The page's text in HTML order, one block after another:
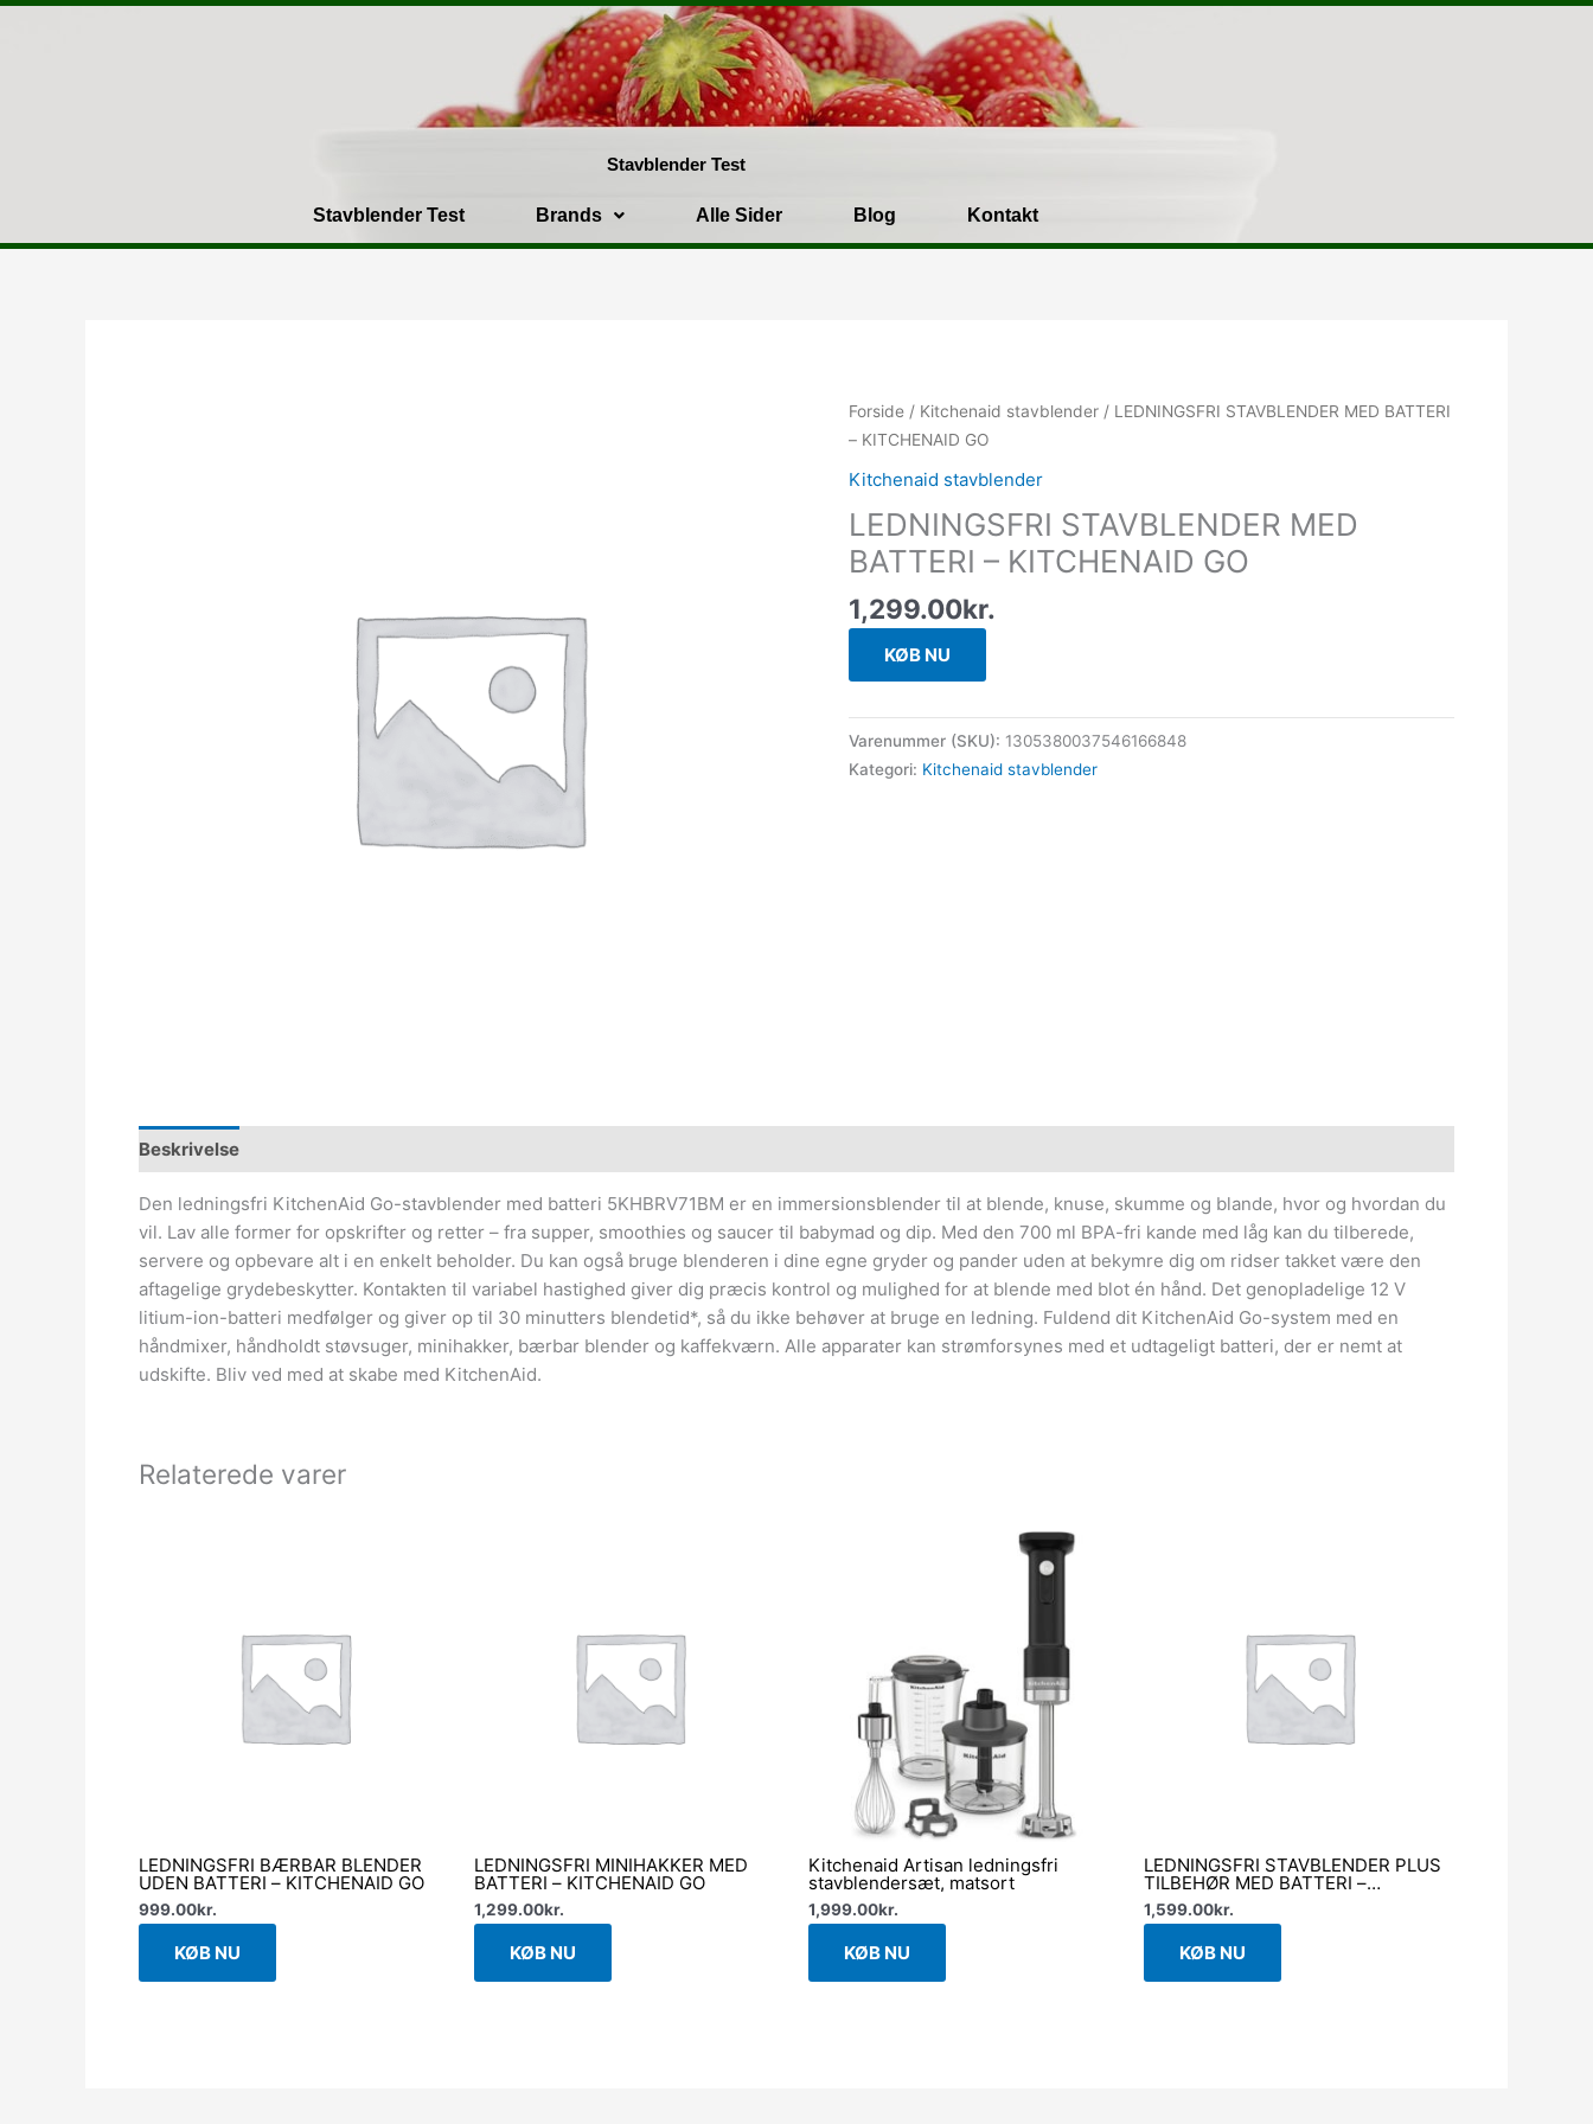
Gå
Stavblender Test
Stavblender Test Brands Alle Sider Blog Kontakt
Forside / Kitchenaid stavblender / LEDNINGSFRI STAVBLENDER MED BATTERI
– KITCHENAID GO
Kitchenaid stavblender
LEDNINGSFRI STAVBLENDER MED
BATTERI – KITCHENAID GO
1,299.00kr.
KØB NU
Varenummer (SKU): 1305380037546166848
Kategori: Kitchenaid stavblender
Beskrivelse
Den ledningsfri KitchenAid Go-stavblender med batteri 5KHBRV71BM er en immersionsblender til at blende, knuse, skumme og blande, hvor og hvordan du
vil. Lav alle former for opskrifter og retter – fra supper, smoothies og saucer til babymad og dip. Med den 700 ml BPA-fri kande med låg kan du tilberede,
servere og opbevare alt i en enkelt beholder. Du kan også bruge blenderen i dine egne gryder og pander uden at bekymre dig om ridser takket være den
aftagelige grydebeskytter. Kontakten til variabel hastighed giver dig præcis kontrol og mulighed for at blende med blot én hånd. Det genopladelige 12 V
litium-ion-batteri medfølger og giver op til 30 minutters blendetid*, så du ikke behøver at bruge en ledning. Fuldend dit KitchenAid Go-system med en
håndmixer, håndholdt støvsuger, minihakker, bærbar blender og kaffekværn. Alle apparater kan strømforsynes med et udtageligt batteri, der er nemt at
udskifte. Bliv ved med at skabe med KitchenAid.
Relaterede varer
LEDNINGSFRI BÆRBAR BLENDER
UDEN BATTERI – KITCHENAID GO
999.00kr.
KØB NU
LEDNINGSFRI MINIHAKKER MED
BATTERI – KITCHENAID GO
1,299.00kr.
KØB NU
Kitchenaid Artisan ledningsfri
stavblendersæt, matsort
1,999.00kr.
KØB NU
LEDNINGSFRI STAVBLENDER PLUS
TILBEHØR MED BATTERI –
KITCHENAID GO
1,599.00kr.
KØB NU